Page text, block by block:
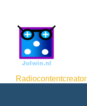
Radiocontentcreator